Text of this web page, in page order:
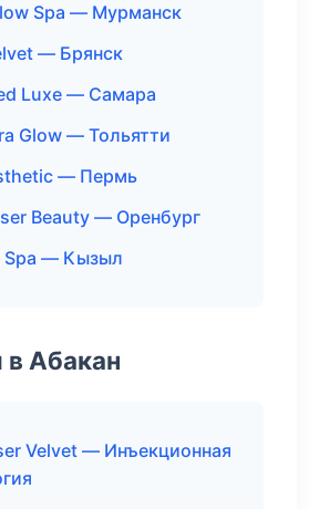
Spa — Мурманск
— Брянск
Luxe — Самара
Glow — Тольятти
— Пермь
Beauty — Оренбург
Spa — Кызыл
Абакан
Velvet — Инъекционная